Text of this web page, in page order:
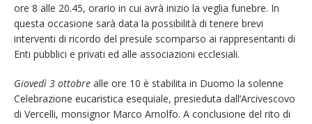
ore 8 alle 20.45, orario in cui avrà inizio la veglia funebre. In
questa occasione sarà data la possibilità di tenere brevi
interventi di ricordo del presule scomparso ai rappresentanti di
Enti pubblici e privati ed alle associazioni ecclesiali.
Giovedì 3 ottobre alle ore 10 è stabilita in Duomo la solenne
Celebrazione eucaristica esequiale, presieduta dall’Arcivescovo
di Vercelli, monsignor Marco Arnolfo. A conclusione del rito di